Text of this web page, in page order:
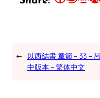
← 以西結書 章節 – 33 –
中版本 – 繁体中文